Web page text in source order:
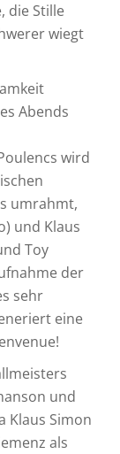
die Stille
wiegt
Abends
wird
umrahmt,
und Klaus
Toy
der
sehr
eine
und
Klaus Simon
als